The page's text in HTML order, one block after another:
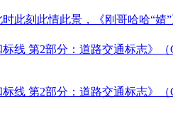
此刻此情此景，《刚哥哈哈“婧
线 第2部分：道路交通标志》
线 第2部分：道路交通标志》